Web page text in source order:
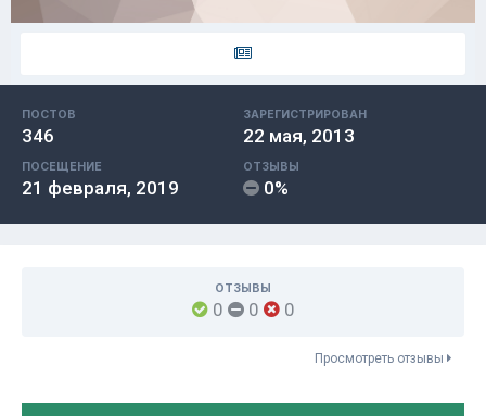
ПОСТОВ
346
ЗАРЕГИСТРИРОВАН
22 мая, 2013
ПОСЕЩЕНИЕ
21 февраля, 2019
ОТЗЫВЫ
0%
ОТЗЫВЫ
0 0 0
Просмотреть отзывы